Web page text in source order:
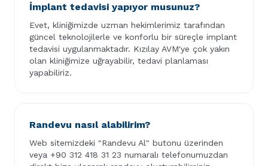
İmplant tedavisi yapıyor musunuz?
Evet, kliniğimizde uzman hekimlerimiz tarafından
güncel teknolojilerle ve konforlu bir süreçle implant
tedavisi uygulanmaktadır. Kızılay AVM'ye çok yakın
olan kliniğimize uğrayabilir, tedavi planlaması
yapabiliriz.
Randevu nasıl alabilirim?
Web sitemizdeki "Randevu Al" butonu üzerinden
veya +90 312 418 31 23 numaralı telefonumuzdan